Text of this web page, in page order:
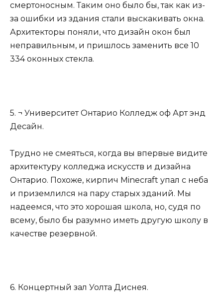
смертоносным. Таким оно было бы, так как из-
за ошибки из здания стали выскакивать окна.
Архитекторы поняли, что дизайн окон был
неправильным, и пришлось заменить все 10
334 оконных стекла.
5. ¬ Университет Онтарио Колледж оф Арт энд
Десайн.
Трудно не смеяться, когда вы впервые видите
архитектуру колледжа искусств и дизайна
Онтарио. Похоже, кирпич Minecraft упал с неба
и приземлился на пару старых зданий. Мы
надеемся, что это хорошая школа, но, судя по
всему, было бы разумно иметь другую школу в
качестве резервной.
6. Концертный зал Уолта Диснея.